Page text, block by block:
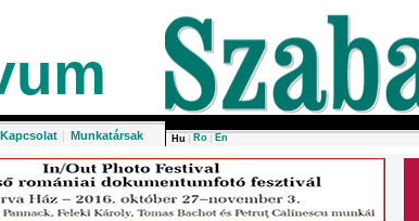
Kapcsolat | Munkatársak Hu Ro En